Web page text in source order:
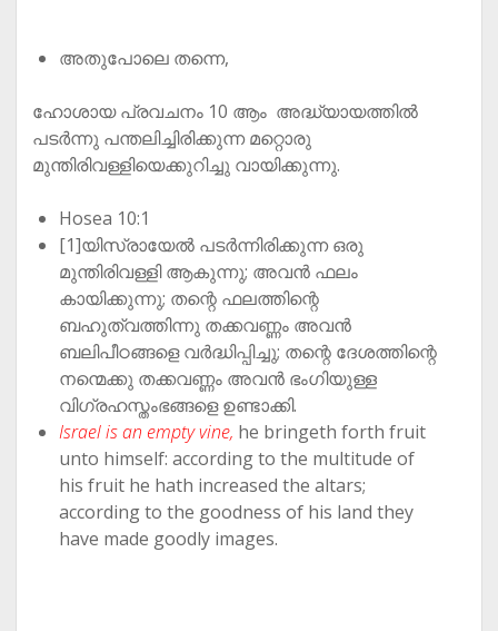
അതുപോലെ തന്നെ,
ഹോശായ പ്രവചനം 10 ആം അദ്ധ്യായത്തിൽ
പടർന്നു പന്തലിച്ചിരിക്കുന്ന മറ്റൊരു
മുന്തിരിവള്ളിയെക്കുറിച്ചു വായിക്കുന്നു.
Hosea 10:1
[1]യിസ്രായേൽ പടർന്നിരിക്കുന്ന ഒരു
മുന്തിരിവള്ളി ആകുന്നു; അവൻ ഫലം
കായിക്കുന്നു; തന്റെ ഫലത്തിന്റെ
ബഹുത്വത്തിന്നു തക്കവണ്ണം അവൻ
ബലിപീഠങ്ങളെ വർദ്ധിപ്പിച്ചു; തന്റെ ദേശത്തിന്റെ
നന്മെക്കു തക്കവണ്ണം അവൻ ഭംഗിയുള്ള
വിഗ്രഹസ്തംഭങ്ങളെ ഉണ്ടാക്കി.
Israel is an empty vine, he bringeth forth fruit
unto himself: according to the multitude of
his fruit he hath increased the altars;
according to the goodness of his land they
have made goodly images.